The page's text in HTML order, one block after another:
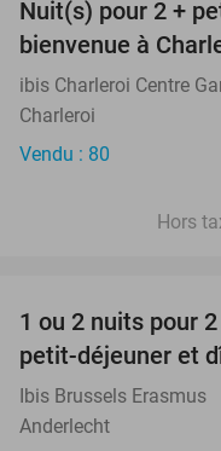
Nuit(s) pour 2 +
bienvenue à
ibis Charleroi Centre
Charleroi
Vendu : 80
Hors
1 ou 2 nuits pour
petit-déjeuner et
Ibis Brussels Erasmus
Anderlecht